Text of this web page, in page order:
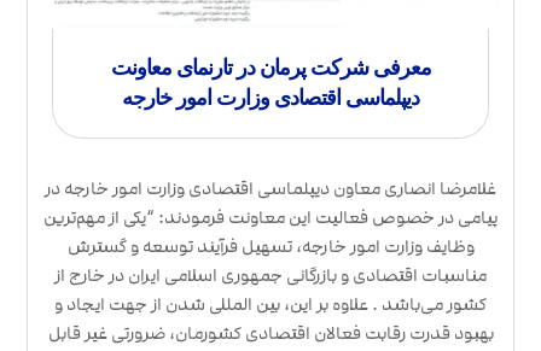
معرفی شرکت پرمان در تارنمای معاونت
دیپلماسی اقتصادی وزارت امور خارجه
غلامرضا انصاری معاون دیپلماسی اقتصادی وزارت امور خارجه در
پیامی در خصوص فعالیت این معاونت فرمودند: “یکی از مهم‌ترین
وظایف وزارت ‌امور‌ خارجه، تسهیل فرآیند توسعه و گسترش
مناسبات اقتصادی و بازرگانی جمهوری اسلامی ایران در خارج از
کشور می‌باشد . علاوه بر این، بین المللی شدن از جهت ایجاد و
بهبود قدرت رقابت فعالان اقتصادی کشورمان، ضرورتی غیر قابل